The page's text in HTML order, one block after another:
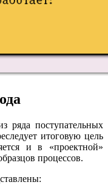
ряда поступательных
итоговую цель
и в «проектной»
процессов.